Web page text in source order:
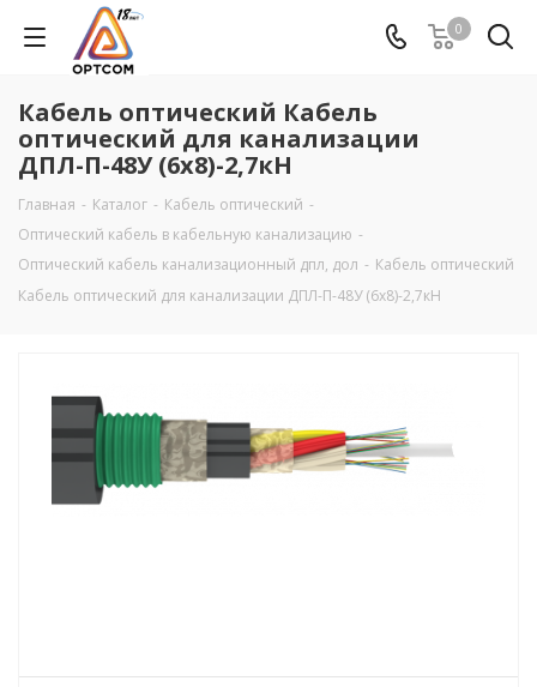
0
Кабель оптический Кабель
оптический для канализации
ДПЛ-П-48У (6х8)-2,7кН
Главная - Каталог - Кабель оптический -
Оптический кабель в кабельную канализацию -
Оптический кабель канализационный дпл, дол - Кабель оптический
Кабель оптический для канализации ДПЛ-П-48У (6х8)-2,7кН